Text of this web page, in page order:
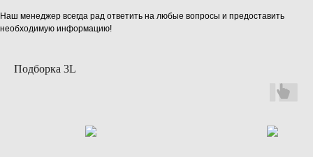
Наш менеджер всегда рад ответить на любые вопросы и предоставить
необходимую информацию!
Подборка 3L